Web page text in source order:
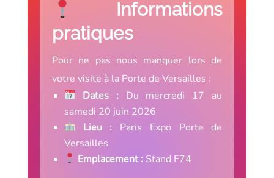
Informations
pratiques
Pour ne pas nous manquer lors de
votre visite à la Porte de Versailles :
Dates :Du mercredi 17 au
samedi 20 juin 2026
Lieu : Paris Expo Porte de
Versailles
Emplacement : Stand F74